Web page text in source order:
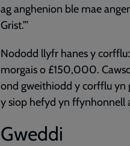
ag anghenion ble mae
Grist.”’
Nododd llyfr hanes y
morgais o £150,000.
ond gweithiodd y corfflu yn
y siop hefyd yn ffynhonnell
Gweddi